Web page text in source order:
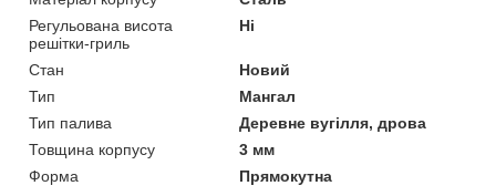
Регульована висота
решітки-гриль
Ні
Стан
Новий
Тип
Мангал
Тип палива
Деревне вугілля, дрова
Товщина корпусу
3 мм
Форма
Прямокутна